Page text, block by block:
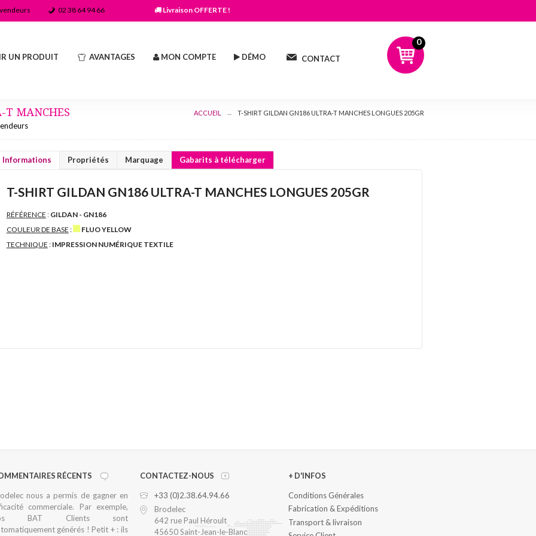
02 38 64 94 66 Livraison OFFERTE !
UN PRODUIT AVANTAGES MON COMPTE DÉMO CONTACT
0
T MANCHES ACCUEIL T-SHIRT GILDAN GN186 ULTRA-T MANCHES LONGUES 205GR
Informations Propriétés Marquage Gabarits à télécharger
T-SHIRT GILDAN GN186 ULTRA-T MANCHES LONGUES 205GR
RÉFÉRENCE : GILDAN - GN186
COULEUR DE BASE :
FLUO YELLOW
TECHNIQUE : IMPRESSION NUMÉRIQUE TEXTILE
RÉCENTS
nous a permis de gagner en
commerciale. Par exemple,
BAT Clients sont
générés ! Petit + : ils
CONTACTEZ-NOUS
+33 (0)2.38.64.94.66
Brodelec
642 rue Paul Héroult
45650 Saint-Jean-le-Blanc
+ D'INFOS
Conditions Générales
Fabrication & Expéditions
Transport & livraison